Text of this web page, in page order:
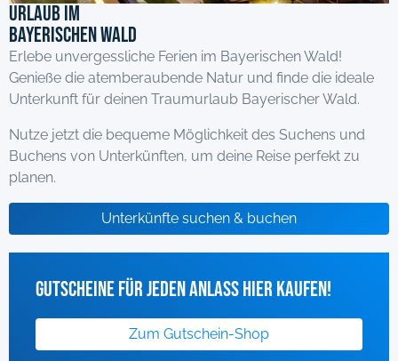
Urlaub im
Bayerischen Wald
Erlebe unvergessliche Ferien im Bayerischen Wald!
Genieße die atemberaubende Natur und finde die ideale
Unterkunft für deinen Traumurlaub Bayerischer Wald.
Nutze jetzt die bequeme Möglichkeit des Suchens und
Buchens von Unterkünften, um deine Reise perfekt zu
planen.
Unterkünfte suchen & buchen
Gutscheine für jeden Anlass hier kaufen!
Zum Gutschein-Shop